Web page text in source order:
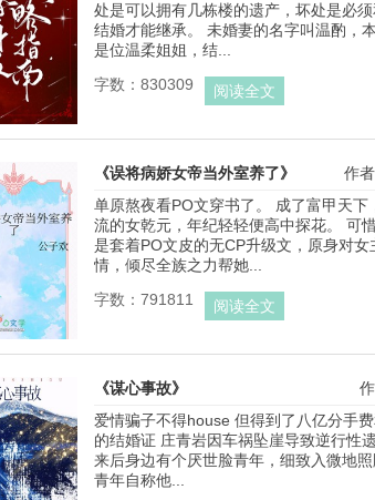
处是可以拥有几栋楼的遗产，坏处是必
结婚才能继承。 未婚妻的名字叫温酌，
是位温柔姐姐，结...
字数：830309
阅读全文
《误将病娇女帝当外室养了》
作
单原熬夜看PO文穿书了。 成了富甲天下
流的女乾元，年纪轻轻便高中探花。 可
是套着PO文皮的无CP升级文，原身对女
情，倾尽全族之力帮她...
字数：791811
阅读全文
《谋心事故》
爱情骗子不得house 但得到了八亿分手
的结婚证 庄青岩因车祸坠崖导致逆行性
来后身边有个厌世脸青年，细致入微地照
青年自称他...